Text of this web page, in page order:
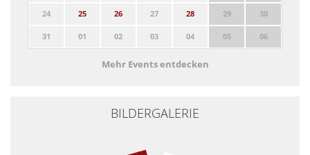
24 25 26 27 28 29 30
31 01 02 03 04 05 06
Mehr Events entdecken
BILDERGALERIE